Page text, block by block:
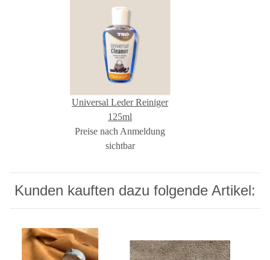
Universal Leder Reiniger
125ml
Preise nach Anmeldung
sichtbar
Kunden kauften dazu folgende Artikel: